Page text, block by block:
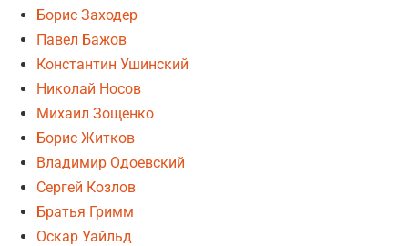
Борис Заходер
Павел Бажов
Константин Ушинский
Николай Носов
Михаил Зощенко
Борис Житков
Владимир Одоевский
Сергей Козлов
Братья Гримм
Оскар Уайльд